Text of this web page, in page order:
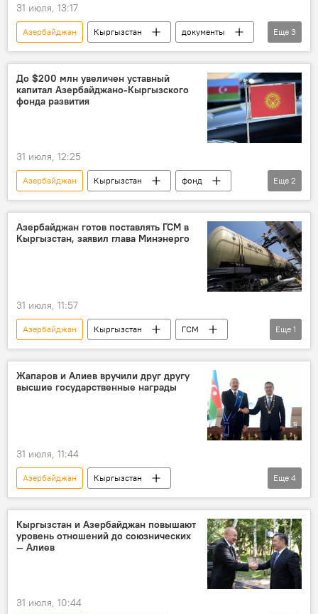
31 июля, 13:17
Азербайджан Кыргызстан
документы
подписание
Ильхам Алиев
Садыр Жапаров
Еще 3
До $200 млн увеличен уставный
капитал Азербайджано-Кыргызского
фонда развития
31 июля, 12:25
Азербайджан Кыргызстан
фонд
уставный капитал
проекты
Еще 2
Азербайджан готов поставлять ГСМ в
Кыргызстан, заявил глава Минэнерго
31 июля, 11:57
Азербайджан Кыргызстан
ГСМ
поставки
Еще 1
Жапаров и Алиев вручили друг другу
высшие государственные награды
31 июля, 11:44
Азербайджан
Кыргызстан
Садыр Жапаров
Ильхам Алиев
орден
Еще 4
Кыргызстан и Азербайджан повышают
уровень отношений до союзнических
— Алиев
31 июля, 10:44